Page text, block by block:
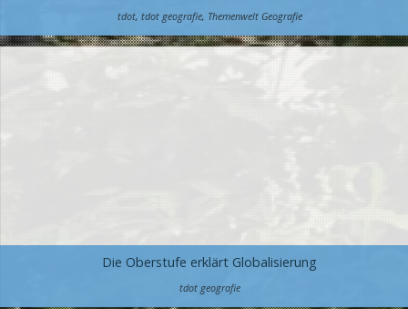
tdot, tdot geografie, Themenwelt Geografie
Die Oberstufe erklärt Globalisierung
tdot geografie